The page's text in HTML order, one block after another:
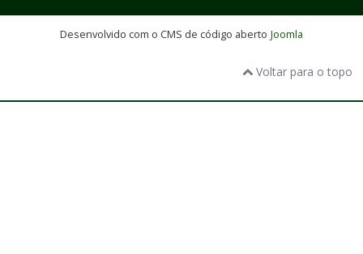
Desenvolvido com o CMS de código aberto Joomla
Voltar para o topo